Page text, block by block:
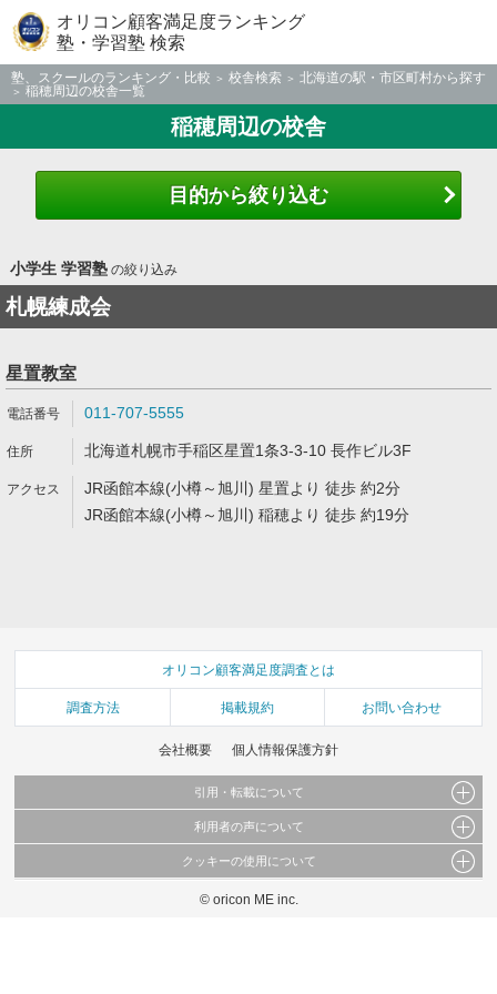
オリコン顧客満足度ランキング
塾・学習塾 検索
塾、スクールのランキング・比較 校舎検索
北海道の駅・市区町村から探す
稲穂周辺の校舎一覧
稲穂周辺の校舎
目的から絞り込む
小学生 学習塾の絞り込み
札幌練成会
星置教室
011-707-5555
北海道札幌市手稲区星置1条3-3-10 長作ビル3F
JR函館本線(小樽～旭川) 星置より 徒歩 約2分
JR函館本線(小樽～旭川) 稲穂より 徒歩 約19分
オリコン顧客満足度調査とは
調査方法 掲載規約 お問い合わせ
会社概要 個人情報保護方針
引用・転載について
当サイトで公開されている情報（文字、写真、イラスト、画像データ等）及びこれらの配
これらの情報を権利者の許可なく無断転載・複製などの二次利用を行うことは固く禁じて
利用者の声について
当サイトに掲載している内容はすべてサービスの利用者が提出された見解・感想です。
弊社の見解・ 意見ではないことをご理解いただいた上でご覧ください。
クッキーの使用について
このサイトでは Cookie を使用して、ユーザーに合わせたコンテンツや広告の表示、ソー
© oricon ME inc.